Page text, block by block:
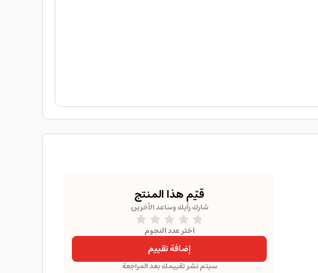
قيّم هذا المنتج
شارك رأيك وساعد الآخرين
اختر عدد النجوم
إضافة تقييم
سيتم نشر تقييمك بعد المراجعة